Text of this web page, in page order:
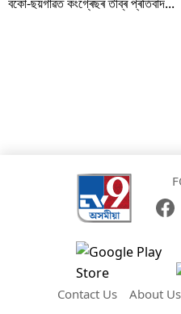
Contact Us About Us